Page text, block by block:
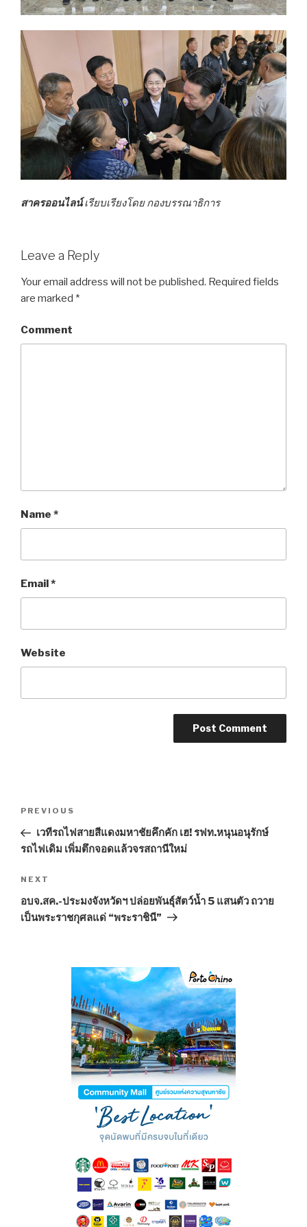
สาครออนไลน์เรียบเรียงโดย กองบรรณาธิการ
Leave a Reply
Your email address will not be published. Required fields
are marked *
Comment
Name *
Email *
Website
Post
navigation
Previous
Post
PREVIOUS
เวทีรถไฟสายสีแดงมหาชัยคึกคัก เฮ! รฟท.หนุนอนุรักษ์
รถไฟเดิม เพิ่มตึกจอดแล้วจรสถานีใหม่
Next
Post
NEXT
อบจ.สค.-ประมงจังหวัดฯ ปล่อยพันธุ์สัตว์น้ำ 5 แสนตัว ถวาย
เป็นพระราชกุศลแด่ “พระราชินี”